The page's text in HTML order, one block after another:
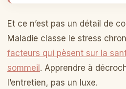
Et ce n’est pas un détail de
Maladie classe le stress
facteurs qui pèsent sur la
sommeil. Apprendre à
l’entretien, pas un luxe.